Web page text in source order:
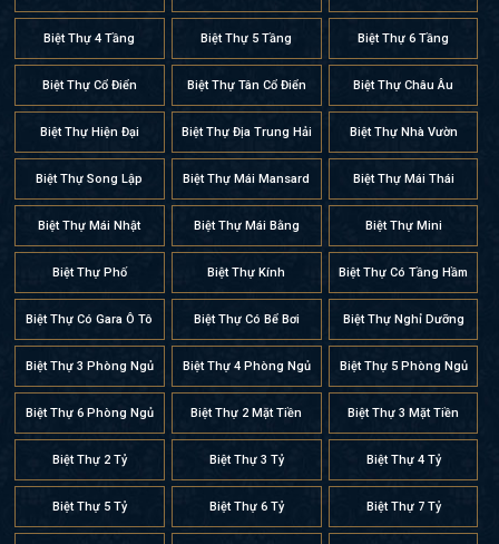
Biệt Thự 4 Tầng Biệt Thự 5 Tầng Biệt Thự 6 Tầng
Biệt Thự Cổ Điển Biệt Thự Tân Cổ Điển Biệt Thự Châu Âu
Biệt Thự Hiện Đại Biệt Thự Địa Trung Hải Biệt Thự Nhà Vườn
Biệt Thự Song Lập Biệt Thự Mái Mansard Biệt Thự Mái Thái
Biệt Thự Mái Nhật Biệt Thự Mái Bằng Biệt Thự Mini
Biệt Thự Phố Biệt Thự Kính Biệt Thự Có Tầng Hầm
Biệt Thự Có Gara Ô Tô Biệt Thự Có Bể Bơi Biệt Thự Nghỉ Dưỡng
Biệt Thự 3 Phòng Ngủ Biệt Thự 4 Phòng Ngủ Biệt Thự 5 Phòng Ngủ
Biệt Thự 6 Phòng Ngủ Biệt Thự 2 Mặt Tiền Biệt Thự 3 Mặt Tiền
Biệt Thự 2 Tỷ Biệt Thự 3 Tỷ Biệt Thự 4 Tỷ
Biệt Thự 5 Tỷ Biệt Thự 6 Tỷ Biệt Thự 7 Tỷ